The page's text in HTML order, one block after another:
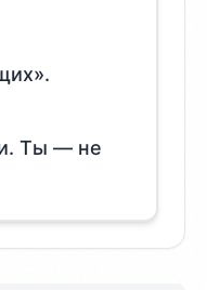
Ты — не